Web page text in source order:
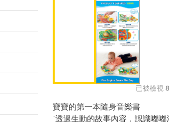
已被檢視
寶寶的第一本隨身音樂書
˙透過生動的故事內容，認識嘟嘟